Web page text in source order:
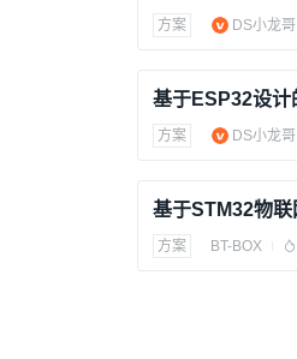
方案 DS小龙哥
基于ESP32设计
方案 DS小龙哥
方案 BT-BOX